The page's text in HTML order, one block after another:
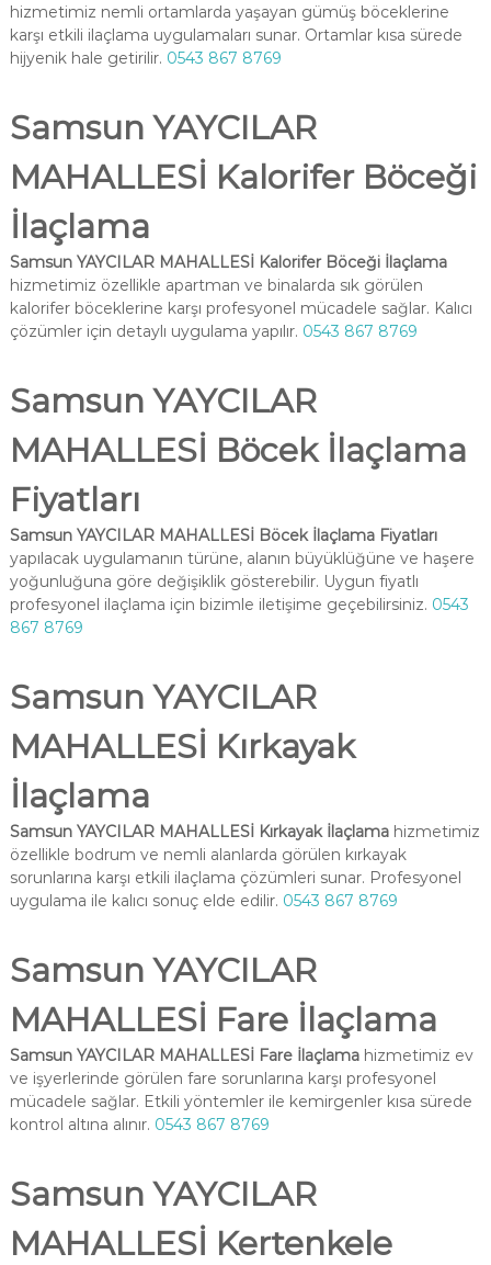
hizmetimiz nemli ortamlarda yaşayan gümüş böceklerine
karşı etkili ilaçlama uygulamaları sunar. Ortamlar kısa sürede
hijyenik hale getirilir. 0543 867 8769
Samsun YAYCILAR
MAHALLESİ Kalorifer Böceği
İlaçlama
Samsun YAYCILAR MAHALLESİ Kalorifer Böceği İlaçlama
hizmetimiz özellikle apartman ve binalarda sık görülen
kalorifer böceklerine karşı profesyonel mücadele sağlar. Kalıcı
çözümler için detaylı uygulama yapılır. 0543 867 8769
Samsun YAYCILAR
MAHALLESİ Böcek İlaçlama
Fiyatları
Samsun YAYCILAR MAHALLESİ Böcek İlaçlama Fiyatları
yapılacak uygulamanın türüne, alanın büyüklüğüne ve haşere
yoğunluğuna göre değişiklik gösterebilir. Uygun fiyatlı
profesyonel ilaçlama için bizimle iletişime geçebilirsiniz. 0543
867 8769
Samsun YAYCILAR
MAHALLESİ Kırkayak
İlaçlama
Samsun YAYCILAR MAHALLESİ Kırkayak İlaçlamahizmetimiz
özellikle bodrum ve nemli alanlarda görülen kırkayak
sorunlarına karşı etkili ilaçlama çözümleri sunar. Profesyonel
uygulama ile kalıcı sonuç elde edilir. 0543 867 8769
Samsun YAYCILAR
MAHALLESİ Fare İlaçlama
Samsun YAYCILAR MAHALLESİ Fare İlaçlamahizmetimiz ev
ve işyerlerinde görülen fare sorunlarına karşı profesyonel
mücadele sağlar. Etkili yöntemler ile kemirgenler kısa sürede
kontrol altına alınır. 0543 867 8769
Samsun YAYCILAR
MAHALLESİ Kertenkele